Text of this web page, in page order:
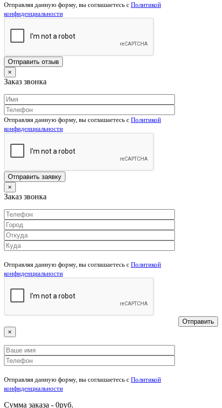
Отправляя данную форму, вы соглашаетесь c Политикой
конфиденциальности
×
Заказ звонка
Отправляя данную форму, вы соглашаетесь c Политикой
конфиденциальности
×
Заказ звонка
Отправляя данную форму, вы соглашаетесь c Политикой
конфиденциальности
×
Отправляя данную форму, вы соглашаетесь c Политикой
конфиденциальности
Сумма заказа - 0руб.